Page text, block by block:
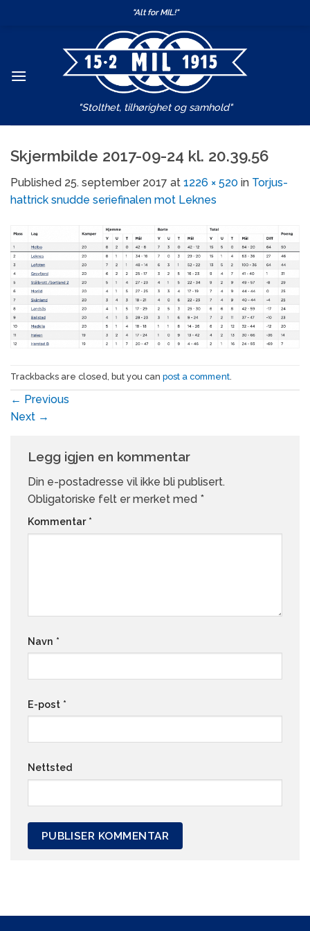
"Alt for MIL!"
"Stolthet, tilhørighet og samhold"
Skjermbilde 2017-09-24 kl. 20.39.56
Published 25. september 2017 at 1226 × 520 in Torjus-
hattrick snudde seriefinalen mot Leknes
Trackbacks are closed, but you can post a comment.
← Previous
Next →
Legg igjen en kommentar
Din e-postadresse vil ikke bli publisert.
Obligatoriske felt er merket med *
Kommentar *
Navn *
E-post *
Nettsted